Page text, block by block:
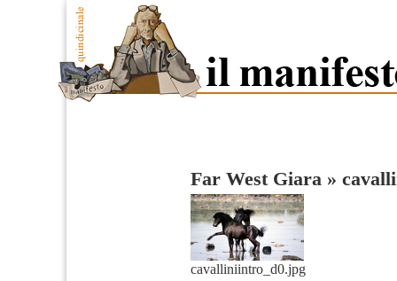
Far West Giara »
cavalliniintro_d0.jpg